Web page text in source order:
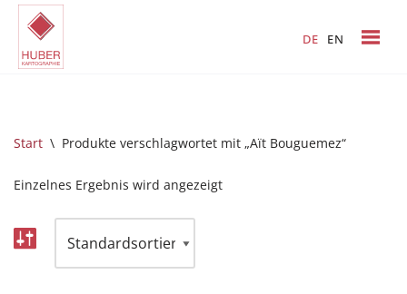
Zum
DE EN
Start \ Produkte verschlagwortet mit „Aït Bouguemez“
Einzelnes Ergebnis wird angezeigt